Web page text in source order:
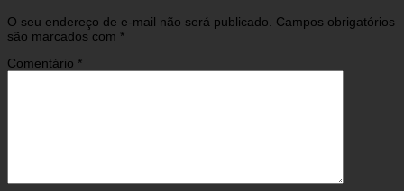
O seu endereço de e-mail não será publicado. Campos obrigatórios
são marcados com *
Comentário *